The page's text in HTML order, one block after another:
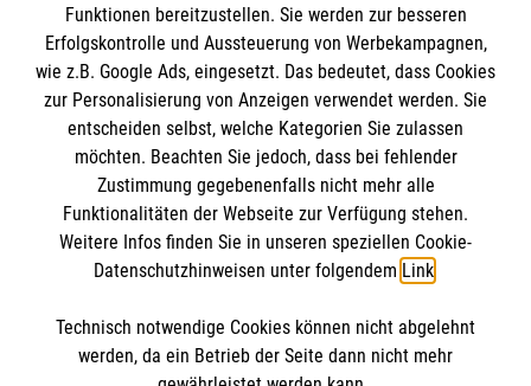
Impressum
Datenschutz
Kontakt
Barrierefreiheit
Die Malteser
Malteser in Deutschland
Malteserorden
Sharepoint
Spendenkonto
IBAN: DE39 3706 0120 1201 2150 10
BIC: GENODED1PA7
So finden Sie uns
Funktionen bereitzustellen. Sie werden zur besseren
Erfolgskontrolle und Aussteuerung von Werbekampagnen,
wie z.B. Google Ads, eingesetzt. Das bedeutet, dass Cookies
zur Personalisierung von Anzeigen verwendet werden. Sie
entscheiden selbst, welche Kategorien Sie zulassen
möchten. Beachten Sie jedoch, dass bei fehlender
Zustimmung gegebenenfalls nicht mehr alle
Funktionalitäten der Webseite zur Verfügung stehen.
Weitere Infos finden Sie in unseren speziellen Cookie-
Datenschutzhinweisen unter folgendem Link.
Technisch notwendige Cookies können nicht abgelehnt
werden, da ein Betrieb der Seite dann nicht mehr